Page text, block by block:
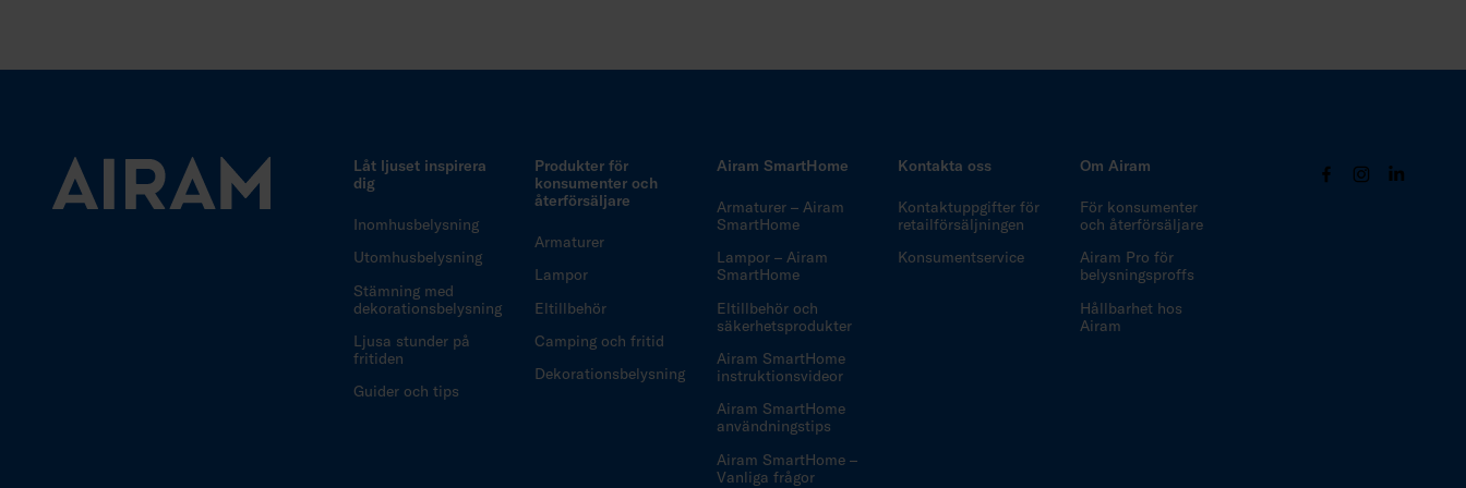
Låt ljuset inspirera
dig
Inomhusbelysning
Utomhusbelysning
Stämning med
dekorationsbelysning
Ljusa stunder på
fritiden
Guider och tips
Produkter för
konsumenter och
återförsäljare
Armaturer
Lampor
Eltillbehör
Camping och fritid
Dekorationsbelysning
Airam SmartHome
Armaturer – Airam
SmartHome
Lampor – Airam
SmartHome
Eltillbehör och
säkerhetsprodukter
Airam SmartHome
instruktionsvideor
Airam SmartHome
användningstips
Airam SmartHome –
Vanliga frågor
Kontakta oss
Kontaktuppgifter för
retailförsäljningen
Konsumentservice
Om Airam
För konsumenter
och återförsäljare
Airam Pro för
belysningsproffs
Hållbarhet hos
Airam